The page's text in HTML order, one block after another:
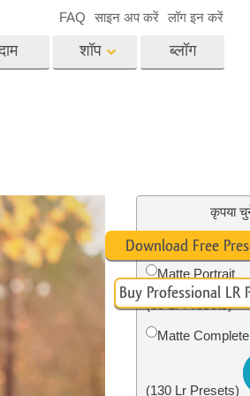
फोटो स्टोर स्टेशन सर्विसेज
शॉप ब्लॉग
FAQ साइन अप करें लॉग इन करें
कृपया
Lightroom Fall
Matte Portrait
(30 Lr Presets)
Matte Complete
(130 Lr Presets)
Download Free
Buy Professional LR